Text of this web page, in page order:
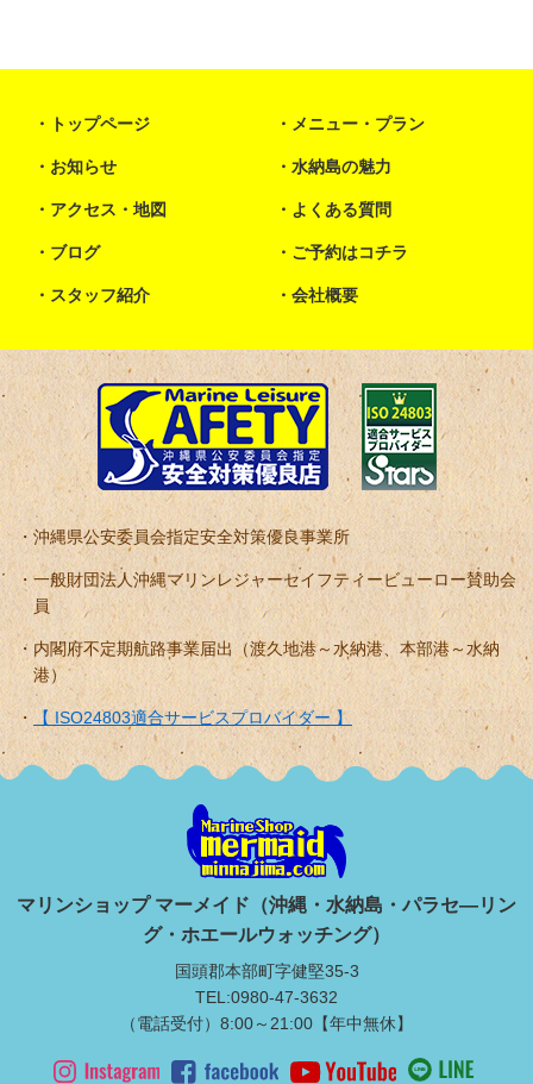
トップページ メニュー・プラン
お知らせ 水納島の魅力
アクセス・地図 よくある質問
ブログ ご予約はコチラ
スタッフ紹介 会社概要
沖縄県公安委員会指定安全対策優良事業所
一般財団法人沖縄マリンレジャーセイフティービューロー賛助会
員
内閣府不定期航路事業届出（渡久地港～水納港、本部港～水納
港）
【 ISO24803適合サービスプロバイダー 】
マリンショップ マーメイド（沖縄・水納島・パラセ―リン
グ・ホエールウォッチング）
国頭郡本部町字健堅35-3
TEL:0980-47-3632
（電話受付）8:00～21:00【年中無休】